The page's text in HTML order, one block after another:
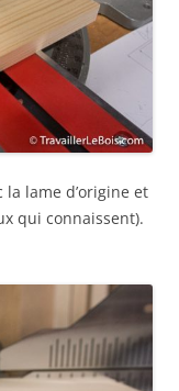
lame d’origine et
qui connaissent).